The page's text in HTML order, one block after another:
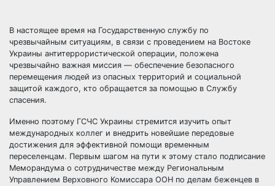
В настоящее время на Государственную службу по
чрезвычайным ситуациям, в связи с проведением на Востоке
Украины антитеррористической операции, положена
чрезвычайно важная миссия — обеспечение безопасного
перемещения людей из опасных территорий и социальной
защитой каждого, кто обращается за помощью в Службу
спасения.
Именно поэтому ГСЧС Украины стремится изучить опыт
международных коллег и внедрить новейшие передовые
достижения для эффективной помощи временным
переселенцам. Первым шагом на пути к этому стало подписание
Меморандума о сотрудничестве между Региональным
Управлением Верховного Комиссара ООН по делам беженцев в